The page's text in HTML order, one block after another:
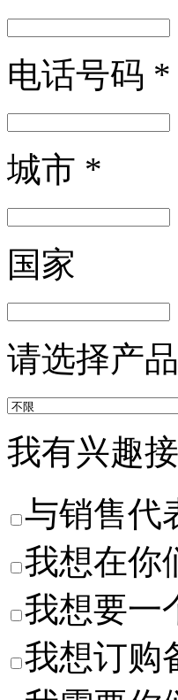
电话号码 *
城市 *
国家
请选择产品
我有兴趣
与销售代
我想在你
我想要一
我想订购